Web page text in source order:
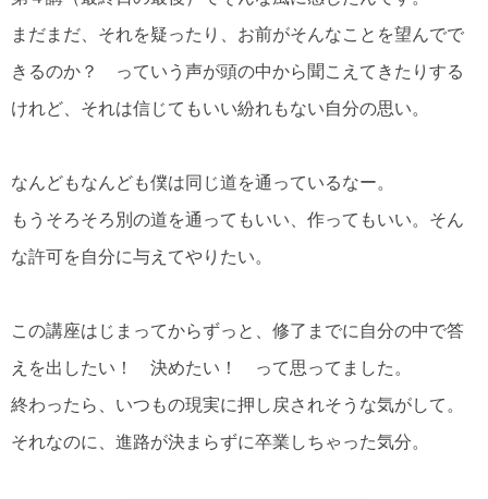
まだまだ、それを疑ったり、お前がそんなことを望んでで
きるのか？ っていう声が頭の中から聞こえてきたりする
けれど、それは信じてもいい紛れもない自分の思い。
なんどもなんども僕は同じ道を通っているなー。
もうそろそろ別の道を通ってもいい、作ってもいい。そん
な許可を自分に与えてやりたい。
この講座はじまってからずっと、修了までに自分の中で答
えを出したい！ 決めたい！ って思ってました。
終わったら、いつもの現実に押し戻されそうな気がして。
それなのに、進路が決まらずに卒業しちゃった気分。